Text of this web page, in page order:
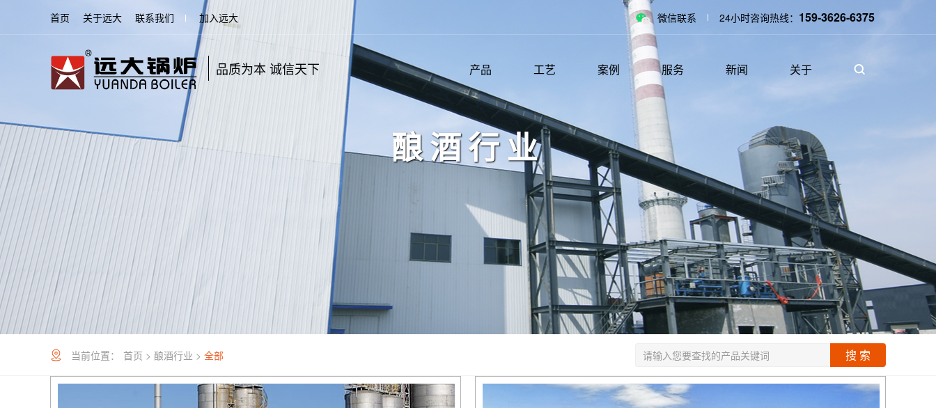
首页 关于远大 联系我们 加入远大 微信联系 24小时咨询热线： 159-3626-6375
品质为本 诚信天下 产品 工艺 案例 服务 新闻 关于
酿酒行业
当前位置： 首页 > 酿酒行业 > 全部 搜 索